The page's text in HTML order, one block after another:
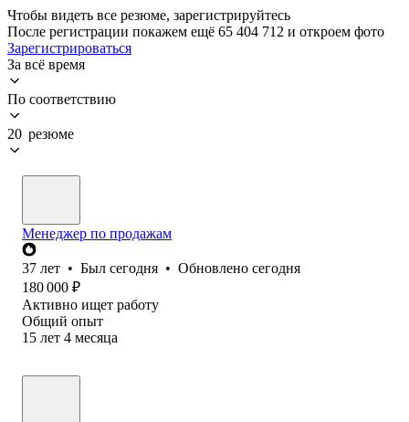
Чтобы видеть все резюме, зарегистрируйтесь
После регистрации покажем ещё 65 404 712 и откроем фото
Зарегистрироваться
За всё время
По соответствию
20 резюме
Менеджер по продажам
37 лет • Был сегодня • Обновлено сегодня
180 000 ₽
Активно ищет работу
Общий опыт
15 лет 4 месяца